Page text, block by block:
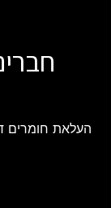
העלאת חומרים